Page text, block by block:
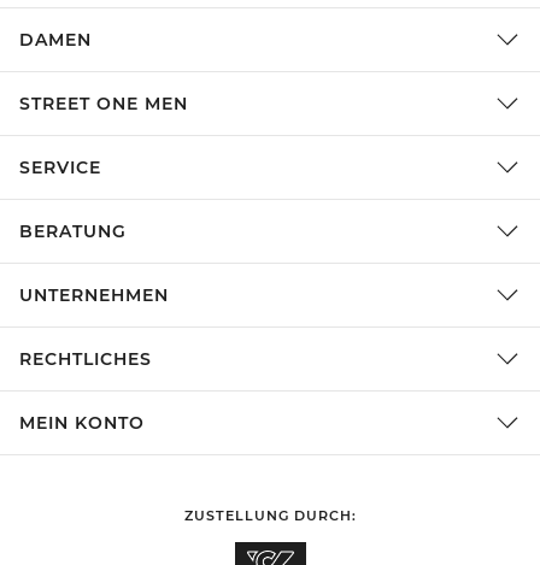
DAMEN
STREET ONE MEN
SERVICE
BERATUNG
UNTERNEHMEN
RECHTLICHES
MEIN KONTO
ZUSTELLUNG DURCH: